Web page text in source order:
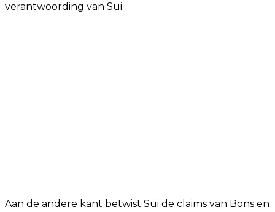
verantwoording van Sui.
Aan de andere kant betwist Sui de claims van Bons en